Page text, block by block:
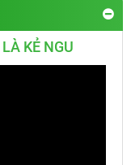
KẺ NGU